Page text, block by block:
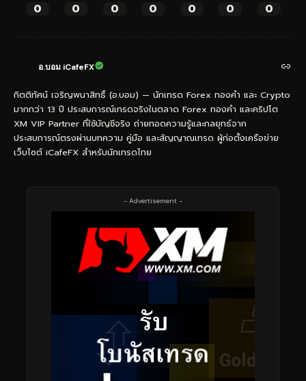
0 0 0 0 0 0 0
อ.บอม iCafeFX
กิตติทัศน์ เจริญพนาสิทธิ์ (อ.บอม) — นักเทรด Forex ทองคำ และ Crypto
มากกว่า 13 ปี ประสบการณ์เทรดจริงในตลาด Forex ทองคำ และคริปโต
XM VIP Partner ที่ใช้บัญชีจริง ถ่ายทอดความรู้และกลยุทธ์จาก
ประสบการณ์ตรงผ่านบทความ คู่มือ และสัญญาณเทรด ผู้ก่อตั้งเครือข่าย
เว็บไซต์ iCafeFX สำหรับนักเทรดไทย
- Advertisement -